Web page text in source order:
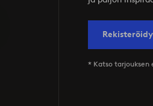
* Katso tarjouksen